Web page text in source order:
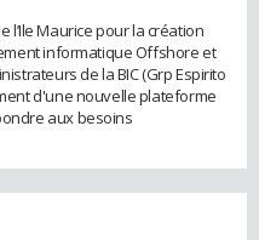
l’Ile Maurice pour la création
informatique Offshore et
de la BIC (Grp Espirito
d'une nouvelle plateforme
aux besoins